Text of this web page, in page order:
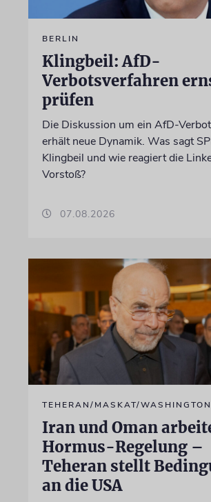
BERLIN
Klingbeil: AfD-
Verbotsverfahren
prüfen
Die Diskussion um ein AfD-
erhält neue Dynamik. Was sagt
Klingbeil und wie reagiert die
Vorstoß?
07.08.2026
TEHERAN/MASKAT/
Iran und Oman
Hormus-Regelung –
Teheran stellt
an die USA